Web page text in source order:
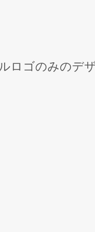
ロゴのみのデ